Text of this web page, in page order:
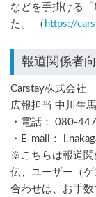
などを手掛ける
た。 （ https://
報道関係者
Carstay株式会社
広報担当 中川生
・電話： 080-
・E-mail：
※こちらは報道関
伝、ユーザー（
合わせは、お手